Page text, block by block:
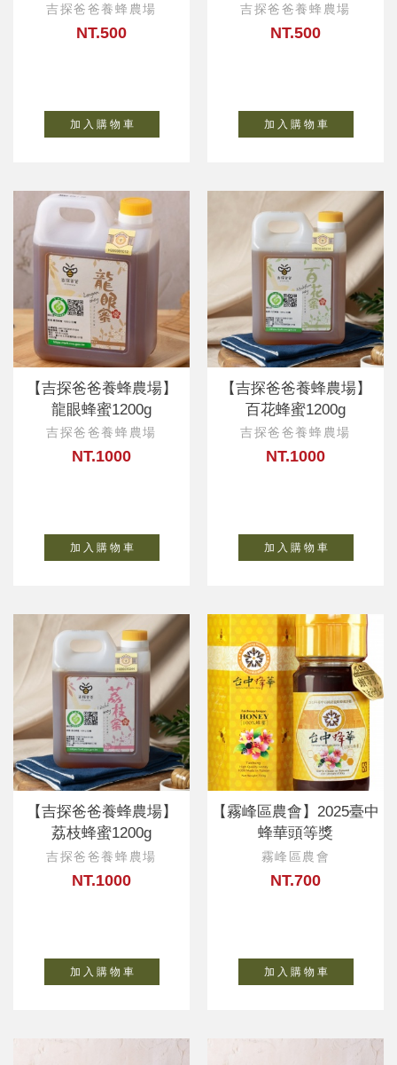
吉探爸爸養蜂農場
NT.500
加 入 購 物 車
吉探爸爸養蜂農場
NT.500
加 入 購 物 車
【吉探爸爸養蜂農場】
龍眼蜂蜜1200g
吉探爸爸養蜂農場
NT.1000
加 入 購 物 車
【吉探爸爸養蜂農場】
百花蜂蜜1200g
吉探爸爸養蜂農場
NT.1000
加 入 購 物 車
【吉探爸爸養蜂農場】
荔枝蜂蜜1200g
吉探爸爸養蜂農場
NT.1000
加 入 購 物 車
【霧峰區農會】2025臺中
蜂華頭等獎
霧峰區農會
NT.700
加 入 購 物 車